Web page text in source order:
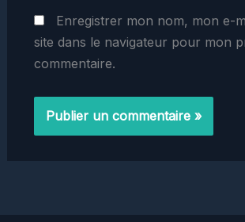
Enregistrer mon nom, mon e-
site dans le navigateur pour mon
commentaire.